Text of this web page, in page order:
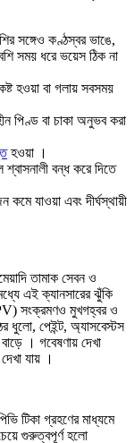
সঙ্গেও কণ্ঠস্বর ভাঙে,
সময় ধরে ভয়েস ঠিক না
হওয়া বা গলায় সবসময়
পিণ্ড বা চাকা অনুভব করা
হওয়া ।
বন্ধ করে দিতে
যাওয়া এবং দীর্ঘস্থায়ী
তামাক সেবন ও
এই ক্যানসারের ঝুঁকি
সংক্রমণও মুখগহ্বর ও
ধুলো, পেইন্ট, অ্যাসবেস্টস
। গবেষণায় দেখা
যায় ।
টিকা গ্রহণের মাধ্যমে
গুরুত্বপূর্ণ হলো